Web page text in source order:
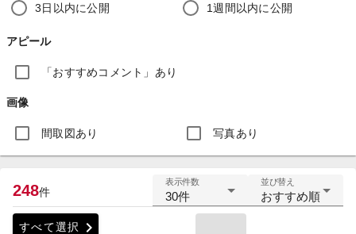
3日以内に公開 1週間以内に公開
アピール
「おすすめコメント」あり
画像
間取図あり 写真あり
248件
表示件数
30件
並び替え
おすすめ順
すべて選択 chevron_right